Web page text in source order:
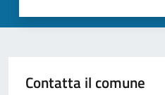
Contatta il comune